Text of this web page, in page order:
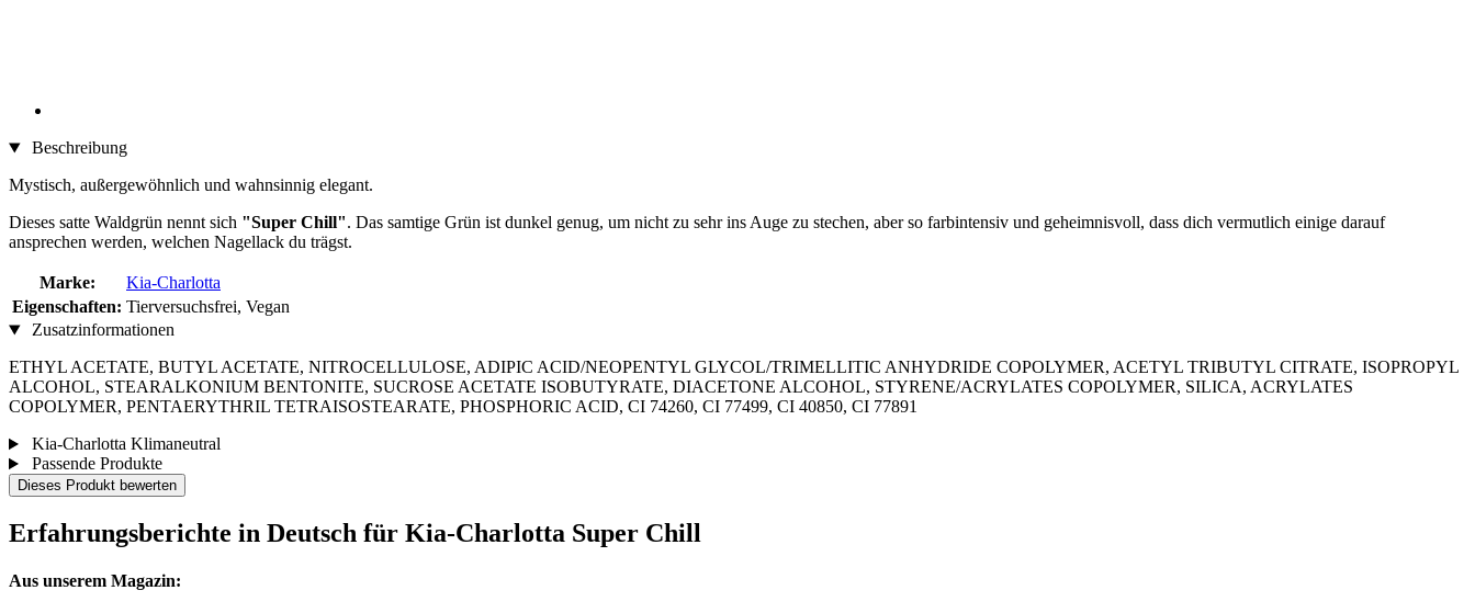
Beschreibung
Mystisch, außergewöhnlich und wahnsinnig elegant.
Dieses satte Waldgrün nennt sich "Super Chill". Das samtige Grün ist dunkel genug, um nicht zu sehr ins Auge zu stechen, aber so farbintensiv und geheimnisvoll, dass dich vermutlich einige darauf
ansprechen werden, welchen Nagellack du trägst.
Marke:
Kia-Charlotta
Eigenschaften: Tierversuchsfrei, Vegan
Zusatzinformationen
ETHYL ACETATE, BUTYL ACETATE, NITROCELLULOSE, ADIPIC ACID/NEOPENTYL GLYCOL/TRIMELLITIC ANHYDRIDE COPOLYMER, ACETYL TRIBUTYL CITRATE, ISOPROPYL
ALCOHOL, STEARALKONIUM BENTONITE, SUCROSE ACETATE ISOBUTYRATE, DIACETONE ALCOHOL, STYRENE/ACRYLATES COPOLYMER, SILICA, ACRYLATES
COPOLYMER, PENTAERYTHRIL TETRAISOSTEARATE, PHOSPHORIC ACID, CI 74260, CI 77499, CI 40850, CI 77891
Kia-Charlotta Klimaneutral
Passende Produkte
Dieses Produkt bewerten
Erfahrungsberichte in Deutsch für Kia-Charlotta Super Chill
Aus unserem Magazin: